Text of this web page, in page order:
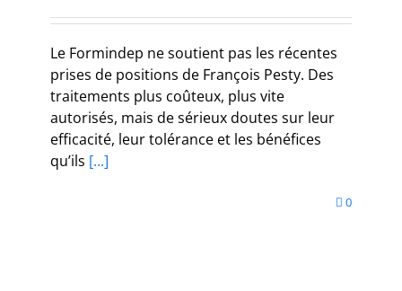
Le Formindep ne soutient pas les récentes
prises de positions de François Pesty. Des
traitements plus coûteux, plus vite
autorisés, mais de sérieux doutes sur leur
efficacité, leur tolérance et les bénéfices
qu’ils [...]
0